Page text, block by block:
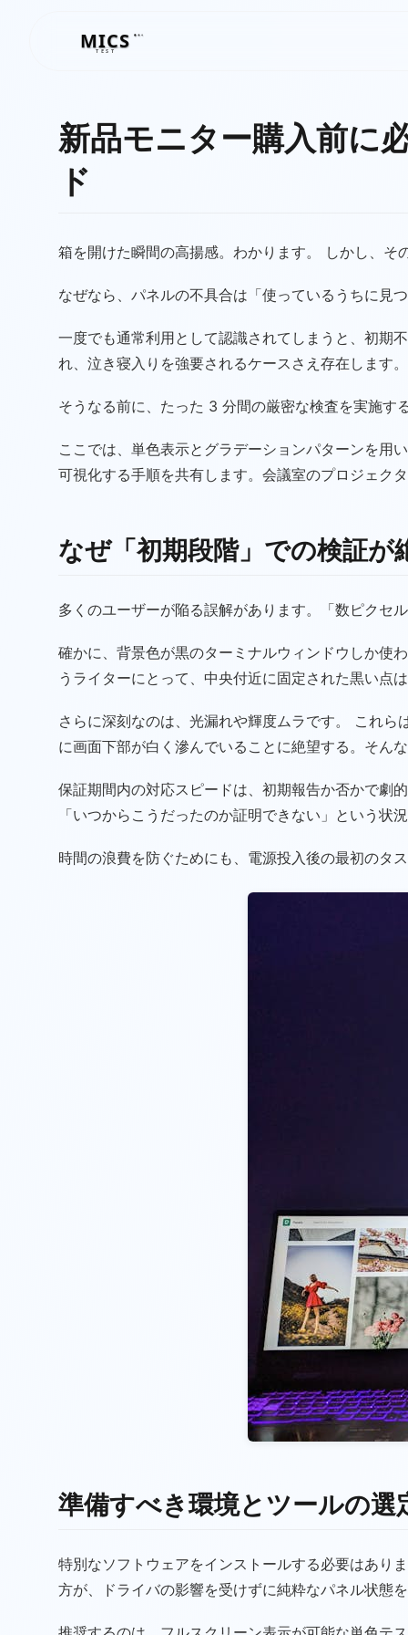
MICS
MICS
TEST
新品モニター購入前に
ド
箱を開けた瞬間の高揚感。わかります。 しかし、
なぜなら、パネルの不具合は「使っているうちに見
一度でも通常利用として認識されてしまうと、初期
れ、泣き寝入りを強要されるケースさえ存在します。
そうなる前に、たった 3 分間の厳密な検査を実施す
ここでは、単色表示とグラデーションパターンを
可視化する手順を共有します。会議室のプロジェク
なぜ「初期段階」での検証が
多くのユーザーが陥る誤解があります。「数ピクセ
確かに、背景色が黒のターミナルウィンドウしか使
うライターにとって、中央付近に固定された黒い点
さらに深刻なのは、光漏れや輝度ムラです。 これ
に画面下部が白く滲んでいることに絶望する。そん
保証期間内の対応スピードは、初期報告か否かで劇
「いつからこうだったのか証明できない」という
時間の浪費を防ぐためにも、電源投入後の最初のタ
準備すべき環境とツールの選
特別なソフトウェアをインストールする必要はあり
方が、ドライバの影響を受けずに純粋なパネル状態